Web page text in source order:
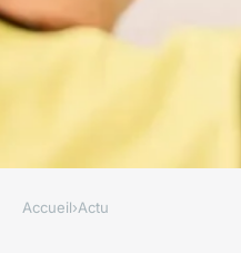
Accueil›Actu